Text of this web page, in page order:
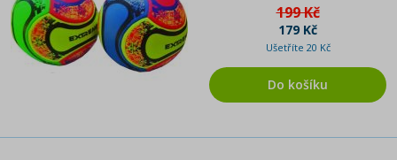
199 Kč
179 Kč
Ušetříte 20 Kč
Do košíku